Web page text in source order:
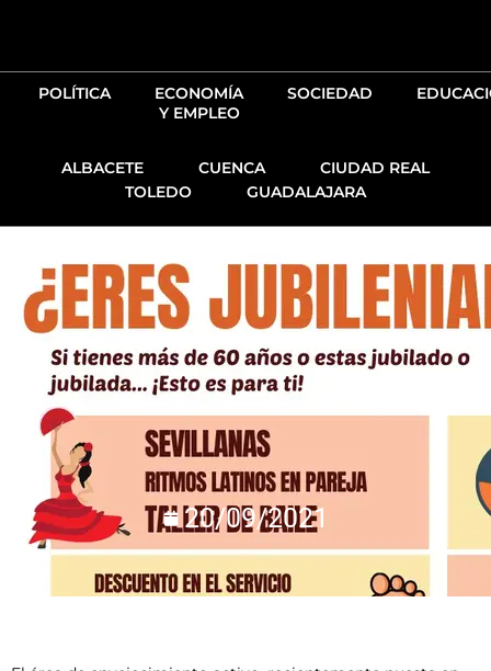
POLÍTICA
ECONOMÍA
Y EMPLEO
SOCIEDAD
ALBACETE CUENCA
CIUDAD REAL
TOLEDO
GUADALAJARA
20/09/2021